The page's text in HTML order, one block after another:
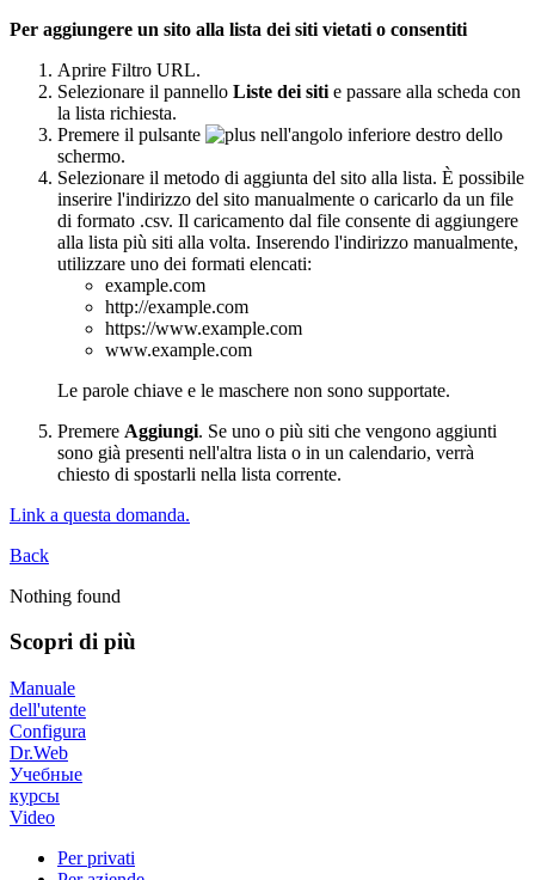
Per aggiungere un sito alla lista dei siti vietati o consentiti
Aprire Filtro URL.
Selezionare il pannello Liste dei siti e passare alla scheda con
la lista richiesta.
Premere il pulsante
nell'angolo inferiore destro dello
schermo.
Selezionare il metodo di aggiunta del sito alla lista. È possibile
inserire l'indirizzo del sito manualmente o caricarlo da un file
di formato .csv. Il caricamento dal file consente di aggiungere
alla lista più siti alla volta. Inserendo l'indirizzo manualmente,
utilizzare uno dei formati elencati:
example.com
http://example.com
https://www.example.com
www.example.com
Le parole chiave e le maschere non sono supportate.
Premere Aggiungi. Se uno o più siti che vengono aggiunti
sono già presenti nell'altra lista o in un calendario, verrà
chiesto di spostarli nella lista corrente.
Link a questa domanda.
Back
Nothing found
Scopri di più
Manuale
dell'utente
Configura
Dr.Web
Учебные
курсы
Video
Per privati